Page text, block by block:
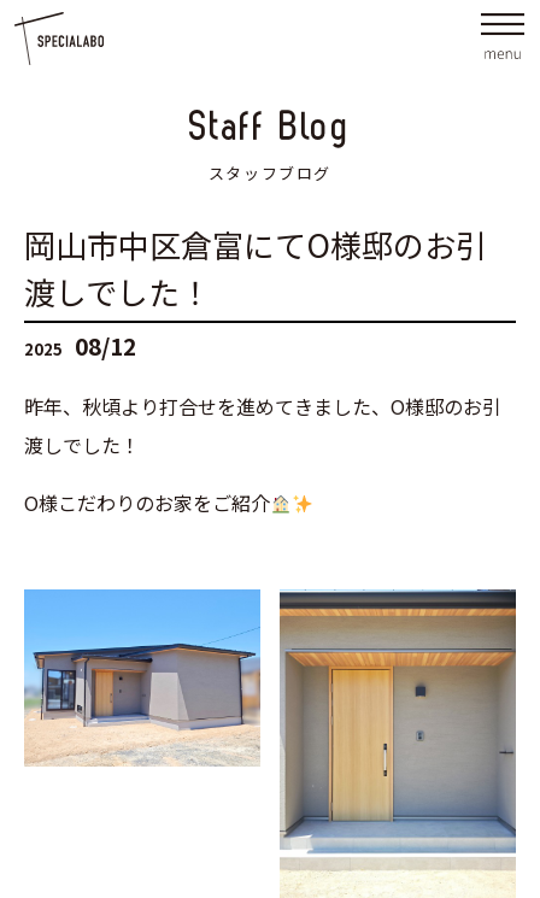
Staff Blog
スタッフブログ
岡山市中区倉富にてO様邸のお引
渡しでした！
2025 08/12
昨年、秋頃より打合せを進めてきました、O様邸のお引
渡しでした！
O様こだわりのお家をご紹介